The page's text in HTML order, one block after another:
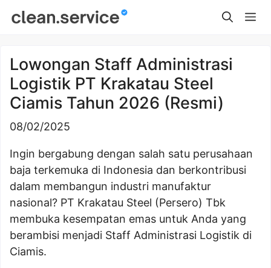
Lowongan Staff Administrasi
Logistik PT Krakatau Steel
Ciamis Tahun 2026 (Resmi)
08/02/2025
Ingin bergabung dengan salah satu perusahaan
baja terkemuka di Indonesia dan berkontribusi
dalam membangun industri manufaktur
nasional? PT Krakatau Steel (Persero) Tbk
membuka kesempatan emas untuk Anda yang
berambisi menjadi Staff Administrasi Logistik di
Ciamis.